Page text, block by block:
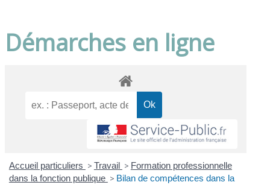
Démarches en ligne
Accueil particuliers > Travail > Formation professionnelle
dans la fonction publique > Bilan de compétences dans la